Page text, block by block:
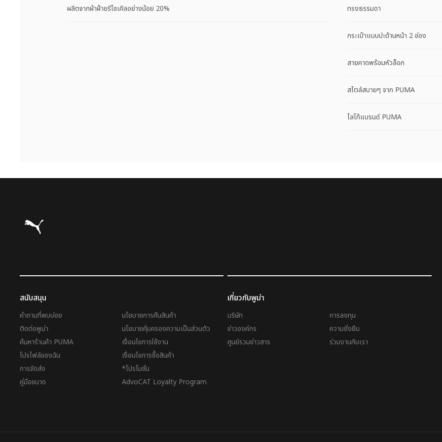
ผลิตจากผ้าฝ้ายรีไซเคิลอย่างน้อย 20% ทรงธรรมดา
กระเป๋าแบบปะด้านหน้า 2 ช่อง
สายคาดพร้อมหัวล็อก
สไตล์สบายๆ จาก PUMA
โลโก้แบรนด์ PUMA
Puma โฮม
สนับสนุน
คำถามที่พบบ่อย
ติดต่อพูม่า
ค้นหาร้านค้า PUMA
โปรไฟล์ของฉัน
การจัดส่ง
คู่มือขนาด
นโยบายการคืนสินค้า
นโยบายคุ้มครองความเป็นส่วนตัว
เงื่อนไขการใช้งาน
เงื่อนไขการซื้อสินค้า
*โปรโมชั่น
AdvoCAT Loyalty Program
เกี่ยวกับพูม่า
บริษัท
ข่าวองค์กร
ศูนย์รวมข่าวสาร
การลงทุน
ความยั่งยืน
ร่วมงานกับเรา